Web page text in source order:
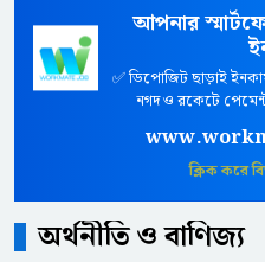
আপনার
✅ ডিপোজিট ছাড়াই
নগদ ও রকেটে
ক্লিক করে
অর্থনীতি ও বাণিজ্য